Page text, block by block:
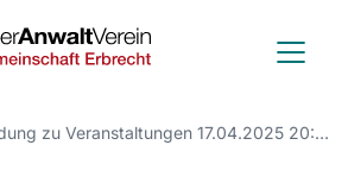
Deutscher
Anwalt
Verein
Anmeldung zu Veranstaltungen 17.04.2025 20:33:05